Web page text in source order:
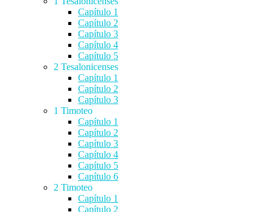
Capítulo 1
Capítulo 2
Capítulo 3
Capítulo 4
Capítulo 5
2 Tesalonicenses
Capítulo 1
Capítulo 2
Capítulo 3
1 Timoteo
Capítulo 1
Capítulo 2
Capítulo 3
Capítulo 4
Capítulo 5
Capítulo 6
2 Timoteo
Capítulo 1
Capítulo 2